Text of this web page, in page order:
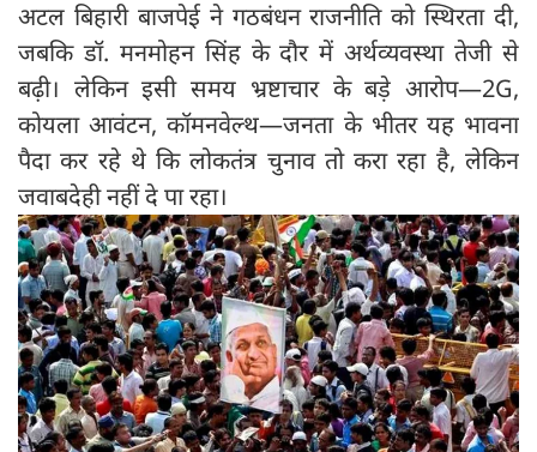
अटल बिहारी बाजपेई ने गठबंधन राजनीति को स्थिरता दी,
जबकि डॉ. मनमोहन सिंह के दौर में अर्थव्यवस्था तेजी से
बढ़ी। लेकिन इसी समय भ्रष्टाचार के बड़े आरोप—2G,
कोयला आवंटन, कॉमनवेल्थ—जनता के भीतर यह भावना
पैदा कर रहे थे कि लोकतंत्र चुनाव तो करा रहा है, लेकिन
जवाबदेही नहीं दे पा रहा।